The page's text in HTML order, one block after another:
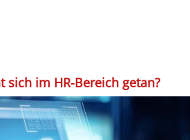
sich im HR-Bereich getan?